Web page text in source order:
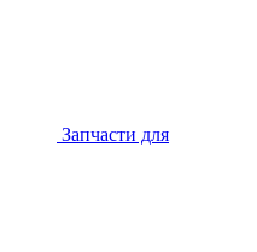
Запчасти для